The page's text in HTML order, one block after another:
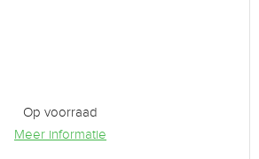
Op voorraad
Meer informatie